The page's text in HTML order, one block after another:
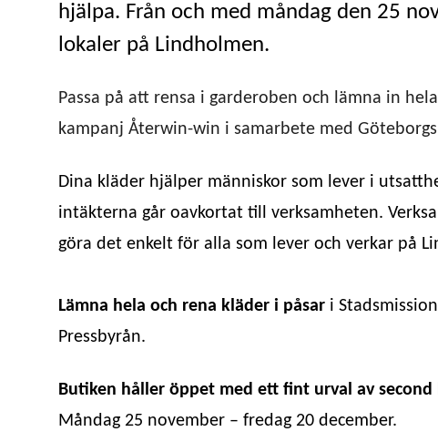
hjälpa. Från och med måndag den 25
lokaler på Lindholmen.
Passa på att rensa i garderoben och lämna in
kampanj Återwin-win i samarbete med
Dina kläder hjälper människor som lever i
intäkterna går oavkortat till verksamheten.
göra det enkelt för alla som lever och verkar på
Lämna hela och rena kläder i påsar i
Pressbyrån.
Butiken håller öppet med ett fint urval av second
Måndag 25 november – fredag 20 december.